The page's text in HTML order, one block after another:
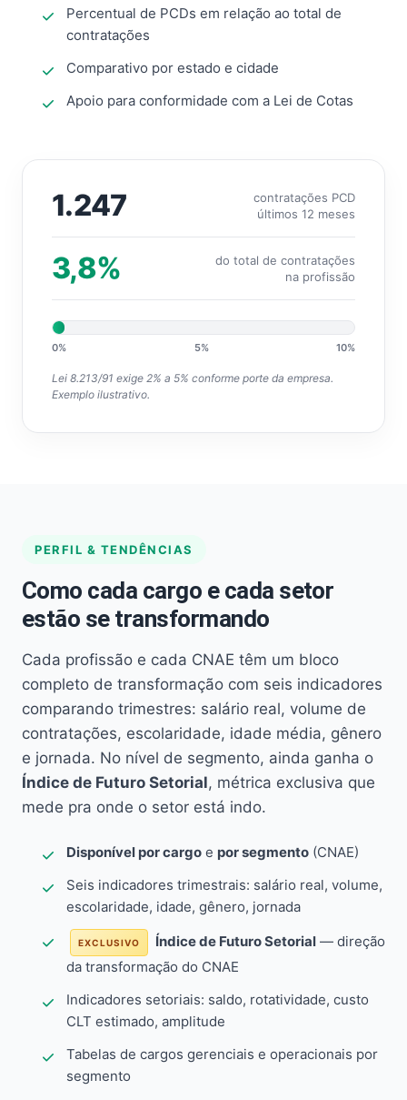
Percentual de PCDs em relação ao total de
contratações
Comparativo por estado e cidade
Apoio para conformidade com a Lei de Cotas
1.247
contratações PCD
últimos 12 meses
3,8%
do total de contratações
na profissão
0% 5% 10%
Lei 8.213/91 exige 2% a 5% conforme porte da empresa.
Exemplo ilustrativo.
PERFIL & TENDÊNCIAS
Como cada cargo e cada setor
estão se transformando
Cada profissão e cada CNAE têm um bloco
completo de transformação com seis indicadores
comparando trimestres: salário real, volume de
contratações, escolaridade, idade média, gênero
e jornada. No nível de segmento, ainda ganha o
Índice de Futuro Setorial, métrica exclusiva que
mede pra onde o setor está indo.
Disponível por cargo e por segmento (CNAE)
Seis indicadores trimestrais: salário real, volume,
escolaridade, idade, gênero, jornada
EXCLUSIVO Índice de Futuro Setorial — direção
da transformação do CNAE
Indicadores setoriais: saldo, rotatividade, custo
CLT estimado, amplitude
Tabelas de cargos gerenciais e operacionais por
segmento